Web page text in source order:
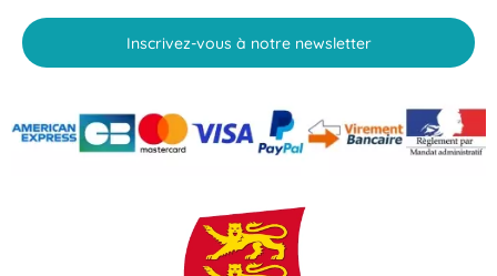
Inscrivez-vous à notre newsletter